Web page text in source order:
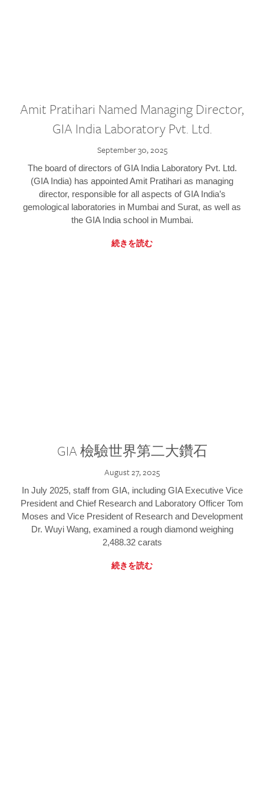
Amit Pratihari Named Managing Director,
GIA India Laboratory Pvt. Ltd.
September 30, 2025
The board of directors of GIA India Laboratory Pvt. Ltd.
(GIA India) has appointed Amit Pratihari as managing
director, responsible for all aspects of GIA India’s
gemological laboratories in Mumbai and Surat, as well as
the GIA India school in Mumbai.
続きを読む
GIA 檢驗世界第二大鑽石
August 27, 2025
In July 2025, staff from GIA, including GIA Executive Vice
President and Chief Research and Laboratory Officer Tom
Moses and Vice President of Research and Development
Dr. Wuyi Wang, examined a rough diamond weighing
2,488.32 carats
続きを読む